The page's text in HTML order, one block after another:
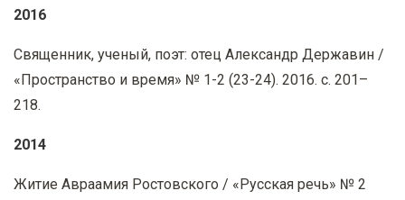
2016
Священник, ученый, поэт: отец Александр Державин /
«Пространство и время» № 1-2 (23-24). 2016. с. 201–
218.
2014
Житие Авраамия Ростовского / «Русская речь» № 2